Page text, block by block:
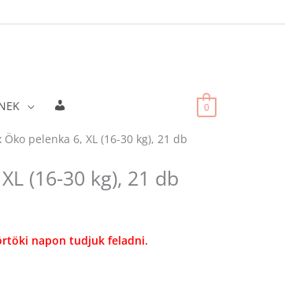
0
pelenka 6, XL (16-30 kg), 21 db
(16-30 kg), 21 db
napon tudjuk feladni.